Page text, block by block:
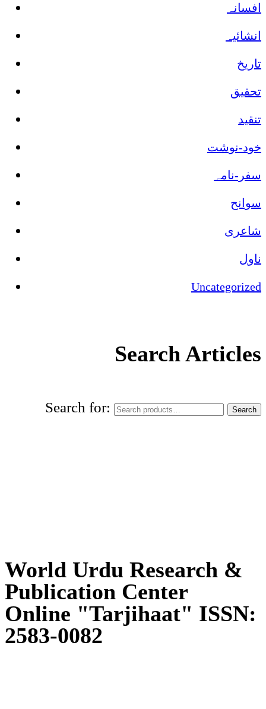
افسانہ
انشائیہ
تاریخ
تحقیق
تنقید
خود-نوشت
سفر-نامہ
سوانح
شاعری
ناول
Uncategorized
Search Articles
Search for: Search
World Urdu Research &
Publication Center
Online "Tarjihaat" ISSN:
2583-0082